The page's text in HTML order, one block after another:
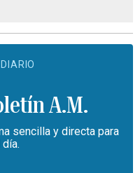
A.M.
sencilla y directa para